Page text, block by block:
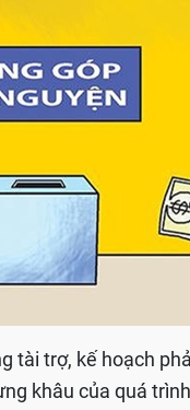
tài trợ, kế hoạch
khâu của quá